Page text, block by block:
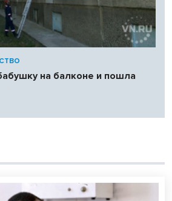
на балконе и пошла